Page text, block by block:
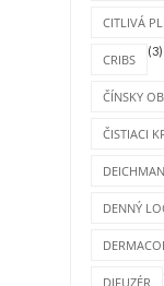
CITLIVÁ
CRIBS
(3)
ČÍNSKY
ČISTIACI
DENNÝ
DERMACOL
DIFUZÉR